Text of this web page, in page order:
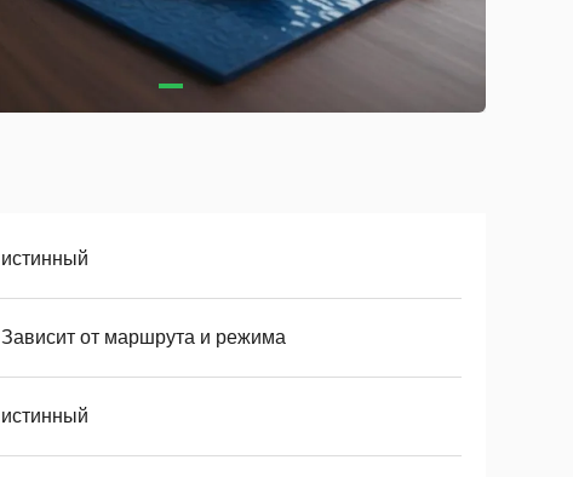
истинный
Зависит от маршрута и режима
истинный